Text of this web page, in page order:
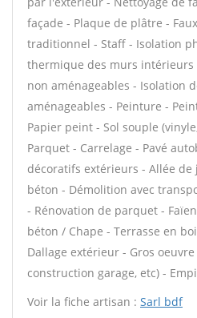
façade - Plaque de plâtre -
traditionnel - Staff - Isolation
thermique des murs intérieurs
non aménageables - Isolation
aménageables - Peinture -
Papier peint - Sol souple
Parquet - Carrelage - Pavé
décoratifs extérieurs - Allée
béton - Démolition avec
- Rénovation de parquet -
béton / Chape - Terrasse en
Dallage extérieur - Gros
construction garage, etc) -
Voir la fiche artisan : Sarl bdf